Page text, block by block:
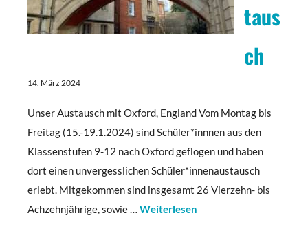
taus
ch
14. März 2024
Unser Austausch mit Oxford, England Vom Montag bis
Freitag (15.-19.1.2024) sind Schüler*innnen aus den
Klassenstufen 9-12 nach Oxford geflogen und haben
dort einen unvergesslichen Schüler*innenaustausch
erlebt. Mitgekommen sind insgesamt 26 Vierzehn- bis
Achzehnjährige, sowie … Weiterlesen